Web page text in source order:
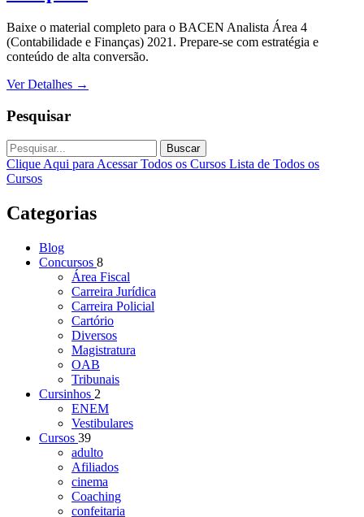
Baixe o material completo para o BACEN Analista Área 4
(Contabilidade e Finanças) 2021. Prepare-se com estratégia e
conteúdo de alta conversão.
Ver Detalhes →
Pesquisar
Buscar
Clique Aqui para Acessar Todos os Cursos Lista de Todos os
Cursos
Categorias
Blog
Concursos 8
Área Fiscal
Carreira Jurídica
Carreira Policial
Cartório
Diversos
Magistratura
OAB
Tribunais
Cursinhos 2
ENEM
Vestibulares
Cursos 39
adulto
Afiliados
cinema
Coaching
confeitaria